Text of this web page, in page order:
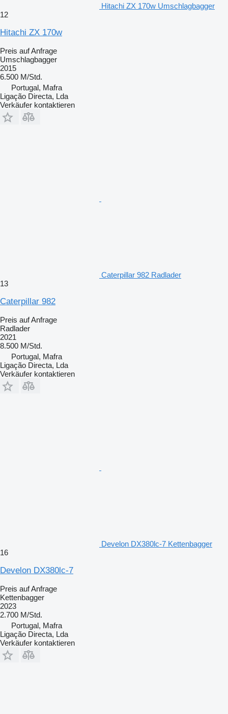
Hitachi ZX 170w Umschlagbagger
12
Hitachi ZX 170w
Preis auf Anfrage
Umschlagbagger
2015
6.500 M/Std.
Portugal, Mafra
Ligação Directa, Lda
Verkäufer kontaktieren
Caterpillar 982 Radlader
13
Caterpillar 982
Preis auf Anfrage
Radlader
2021
8.500 M/Std.
Portugal, Mafra
Ligação Directa, Lda
Verkäufer kontaktieren
Develon DX380lc-7 Kettenbagger
16
Develon DX380lc-7
Preis auf Anfrage
Kettenbagger
2023
2.700 M/Std.
Portugal, Mafra
Ligação Directa, Lda
Verkäufer kontaktieren